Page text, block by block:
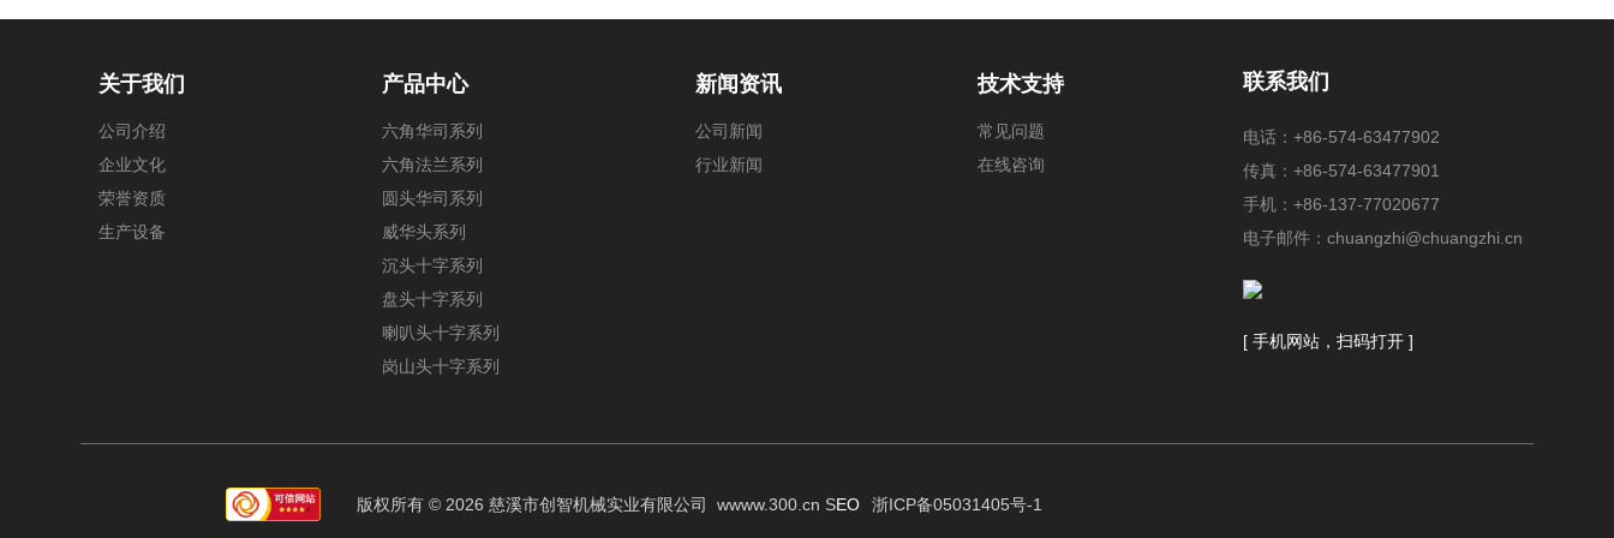
关于我们
公司介绍
企业文化
荣誉资质
生产设备
产品中心
六角华司系列
六角法兰系列
圆头华司系列
威华头系列
沉头十字系列
盘头十字系列
喇叭头十字系列
岗山头十字系列
新闻资讯
公司新闻
行业新闻
技术支持
常见问题
在线咨询
联系我们
电话： +86-574-63477902
传真：+86-574-63477901
手机： +86-137-77020677
电子邮件： chuangzhi@chuangzhi.cn
[ 手机网站，扫码打开 ]
版权所有 © 2026 慈溪市创智机械实业有限公司wwww.300.cn SEO 浙ICP备05031405号-1